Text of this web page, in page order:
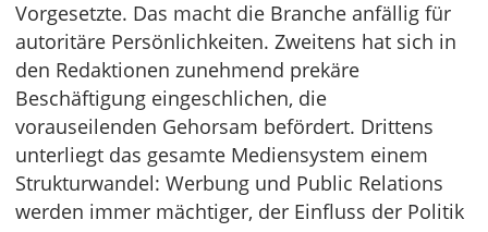
Vorgesetzte. Das macht die Branche anfällig für
autoritäre Persönlichkeiten. Zweitens hat sich in
den Redaktionen zunehmend prekäre
Beschäftigung eingeschlichen, die
vorauseilenden Gehorsam befördert. Drittens
unterliegt das gesamte Mediensystem einem
Strukturwandel: Werbung und Public Relations
werden immer mächtiger, der Einfluss der Politik